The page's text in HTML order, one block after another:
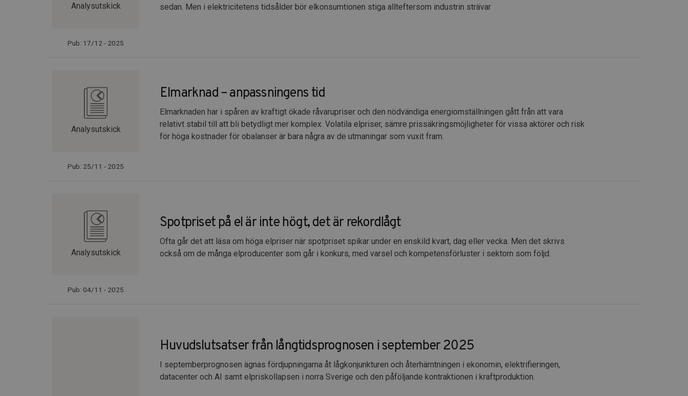
Analysutskick
Pub: 17/12 - 2025
sedan. Men i elektricitetens tidsålder bör elkonsumtionen stiga allteftersom industrin strävar
Analysutskick
Pub: 25/11 - 2025
Elmarknad – anpassningens tid
Elmarknaden har i spåren av kraftigt ökade råvarupriser och den nödvändiga energiomställningen gått från att vara
relativt stabil till att bli betydligt mer komplex. Volatila elpriser, sämre prissäkringsmöjligheter för vissa aktörer och risk
för höga kostnader för obalanser är bara några av de utmaningar som vuxit fram.
Analysutskick
Pub: 04/11 - 2025
Spotpriset på el är inte högt, det är rekordlågt
Ofta går det att läsa om höga elpriser när spotpriset spikar under en enskild kvart, dag eller vecka. Men det skrivs
också om de många elproducenter som går i konkurs, med varsel och kompetensförluster i sektorn som följd.
Huvudslutsatser från långtidsprognosen i september 2025
I septemberprognosen ägnas fördjupningarna åt lågkonjunkturen och återhämtningen i ekonomin, elektrifieringen,
datacenter och AI samt elpriskollapsen i norra Sverige och den påföljande kontraktionen i kraftproduktion.